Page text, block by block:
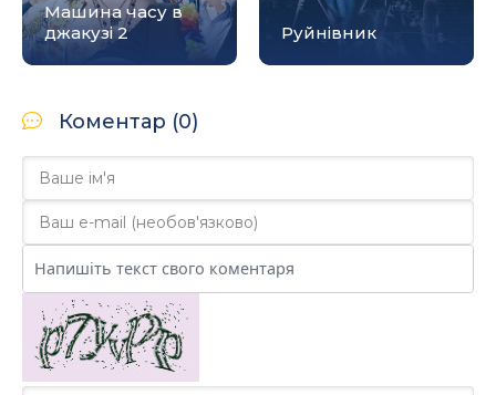
Машина часу в
джакузі 2
Руйнівник
Коментар (0)